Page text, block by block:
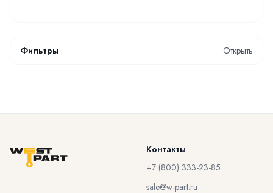
Фильтры Открыть
Контакты
+7 (800) 333-23-85
sale@w-part.ru